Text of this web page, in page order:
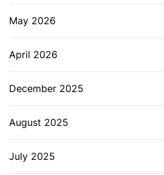
May 2026
April 2026
December 2025
August 2025
July 2025